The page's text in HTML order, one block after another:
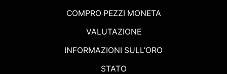
COMPRO PEZZI MONETA
VALUTAZIONE
INFORMAZIONI SULL’ORO
STATO